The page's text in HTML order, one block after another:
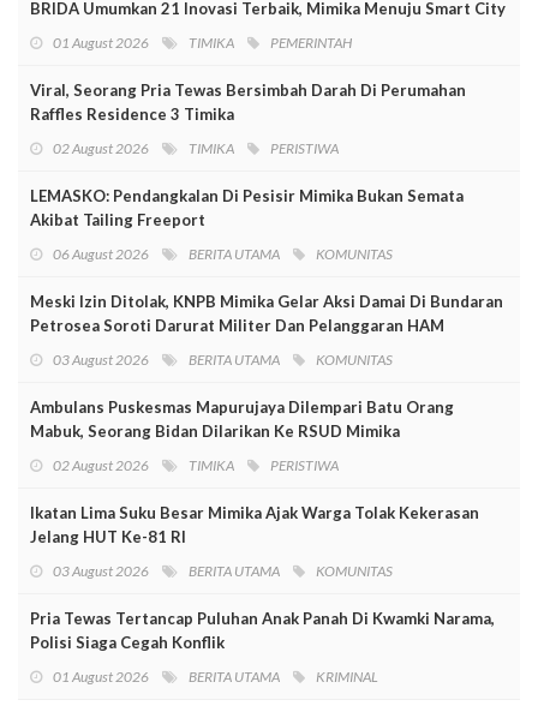
BRIDA Umumkan 21 Inovasi Terbaik, Mimika Menuju Smart City
01 August 2026 TIMIKA PEMERINTAH
Viral, Seorang Pria Tewas Bersimbah Darah Di Perumahan
Raffles Residence 3 Timika
02 August 2026 TIMIKA PERISTIWA
LEMASKO: Pendangkalan Di Pesisir Mimika Bukan Semata
Akibat Tailing Freeport
06 August 2026 BERITA UTAMA KOMUNITAS
Meski Izin Ditolak, KNPB Mimika Gelar Aksi Damai Di Bundaran
Petrosea Soroti Darurat Militer Dan Pelanggaran HAM
03 August 2026 BERITA UTAMA KOMUNITAS
Ambulans Puskesmas Mapurujaya Dilempari Batu Orang
Mabuk, Seorang Bidan Dilarikan Ke RSUD Mimika
02 August 2026 TIMIKA PERISTIWA
Ikatan Lima Suku Besar Mimika Ajak Warga Tolak Kekerasan
Jelang HUT Ke-81 RI
03 August 2026 BERITA UTAMA KOMUNITAS
Pria Tewas Tertancap Puluhan Anak Panah Di Kwamki Narama,
Polisi Siaga Cegah Konflik
01 August 2026 BERITA UTAMA KRIMINAL